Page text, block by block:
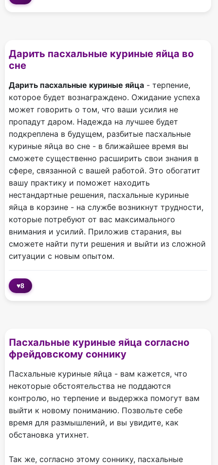
Дарить пасхальные куриные яйца во
сне
Дарить пасхальные куриные яйца - терпение,
которое будет вознаграждено. Ожидание успеха
может говорить о том, что ваши усилия не
пропадут даром. Надежда на лучшее будет
подкреплена в будущем, разбитые пасхальные
куриные яйца во сне - в ближайшее время вы
сможете существенно расширить свои знания в
сфере, связанной с вашей работой. Это обогатит
вашу практику и поможет находить
нестандартные решения, пасхальные куриные
яйца в корзине - на службе возникнут трудности,
которые потребуют от вас максимального
внимания и усилий. Приложив старания, вы
сможете найти пути решения и выйти из сложной
ситуации с новым опытом.
♥8
Пасхальные куриные яйца согласно
фрейдовскому соннику
Пасхальные куриные яйца - вам кажется, что
некоторые обстоятельства не поддаются
контролю, но терпение и выдержка помогут вам
выйти к новому пониманию. Позвольте себе
время для размышлений, и вы увидите, как
обстановка утихнет.
Так же, согласно этому соннику, пасхальные